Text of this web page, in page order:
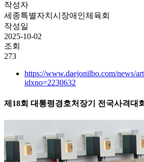
작성자
세종특별자치시장애인체육회
작성일
2025-10-02
조회
273
https://www.daejonilbo.com/news/
idxno=2230632
제18회 대통령경호처장기 전국사격대